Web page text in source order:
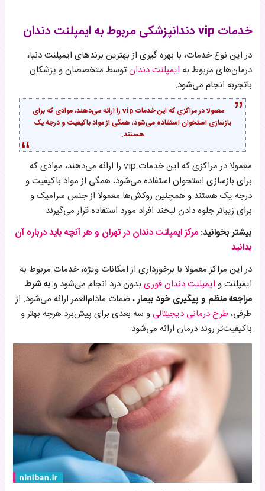
خدمات vip دندانپزشکی مربوط به ایمپلنت دندان
در این نوع خدمات، با بهره گیری از بهترین برندهای ایمپلنت دنیا،
درمان‌های مربوط به ایمپلنت دندانتوسط متخصصان و پزشکان
باتجربه انجام می‌شود.
معمولا در مراکزی که این خدمات vip را ارائه می‌دهند، موادی که برای
بازسازی استخوان استفاده می‌شود، همگی از مواد باکیفیت و درجه یک
هستند.
معمولا در مراکزی که این خدمات vip را ارائه می‌دهند، موادی که
برای بازسازی استخوان استفاده می‌شود، همگی از مواد باکیفیت و
درجه یک هستند و همچنین روکش‌ها معمولا از جنس سرامیک و
برای زیباتر جلوه دادن لبخند افراد مورد استفاده قرار می‌گیرند.
بیشتر بخوانید: مرکز ایمپلنت دندان در تهران و هر آنچه باید درباره آن
بدانید
در این مراکز معمولا با برخورداری از امکانات ویژه، خدمات مربوط به
ایمپلنت و ایمپلنت دندان فوری بدون درد انجام می‌شود و به شرط
مراجعه‌ منظم و پیگیری خود بیمار، ضمات مادام‌العمر ارائه می‌شود. از
طرفی، طرح درمانی دیجیتالی و سه بعدی برای پیش‌برد هرچه بهتر و
باکیفیت‌تر روند درمان ارائه می‌شود.